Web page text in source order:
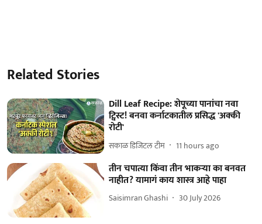
Related Stories
Dill Leaf Recipe: शेपूच्या पानांचा नवा
ट्विस्ट! बनवा कर्नाटकातील प्रसिद्ध 'अक्की
रोटी'
सकाळ डिजिटल टीम 11 hours ago
तीन चपात्या किंवा तीन भाकऱ्या का बनवत
नाहीत? यामागं काय शास्त्र आहे पाहा
Saisimran Ghashi 30 July 2026